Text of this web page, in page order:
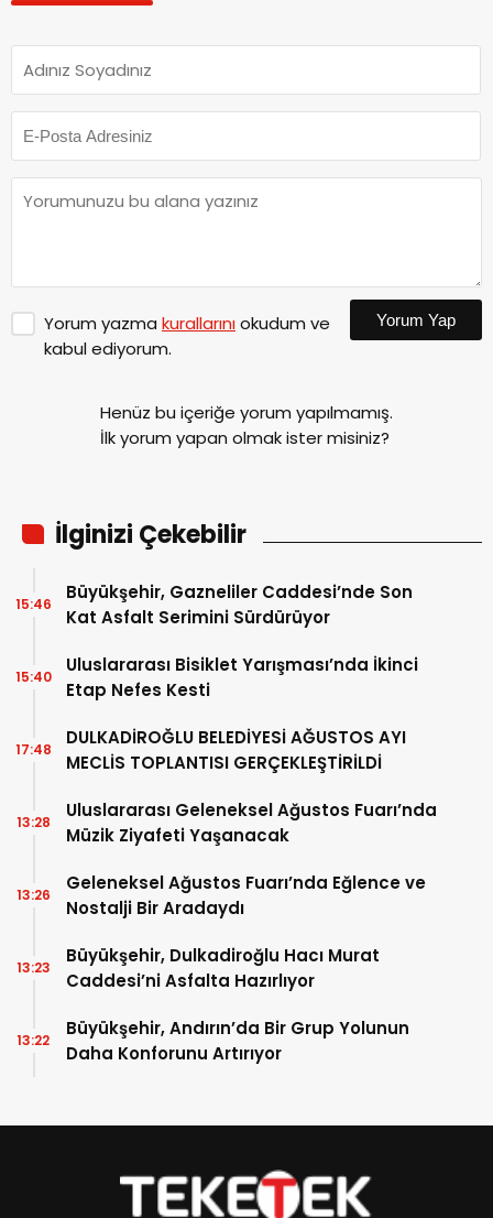
Yorum yazma kurallarınıokudum ve
kabul ediyorum.
Yorum Yap
Henüz bu içeriğe yorum yapılmamış.
İlk yorum yapan olmak ister misiniz?
İlginizi Çekebilir
Büyükşehir, Gazneliler Caddesi’nde Son
Kat Asfalt Serimini Sürdürüyor
15:46
Uluslararası Bisiklet Yarışması’nda İkinci
Etap Nefes Kesti
15:40
DULKADİROĞLU BELEDİYESİ AĞUSTOS AYI
MECLİS TOPLANTISI GERÇEKLEŞTİRİLDİ
17:48
Uluslararası Geleneksel Ağustos Fuarı’nda
Müzik Ziyafeti Yaşanacak
13:28
Geleneksel Ağustos Fuarı’nda Eğlence ve
Nostalji Bir Aradaydı
13:26
Büyükşehir, Dulkadiroğlu Hacı Murat
Caddesi’ni Asfalta Hazırlıyor
13:23
Büyükşehir, Andırın’da Bir Grup Yolunun
Daha Konforunu Artırıyor
13:22